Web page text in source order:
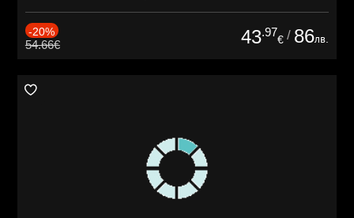
-20%
54.66€ 43.97
€ / 86лв.